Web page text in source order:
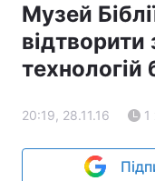
Музей
технологій
20:19, 28.11.16 1